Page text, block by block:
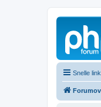
Snelle